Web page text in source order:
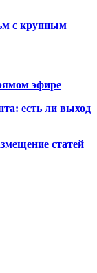
с крупным
эфире
есть ли выход
статей